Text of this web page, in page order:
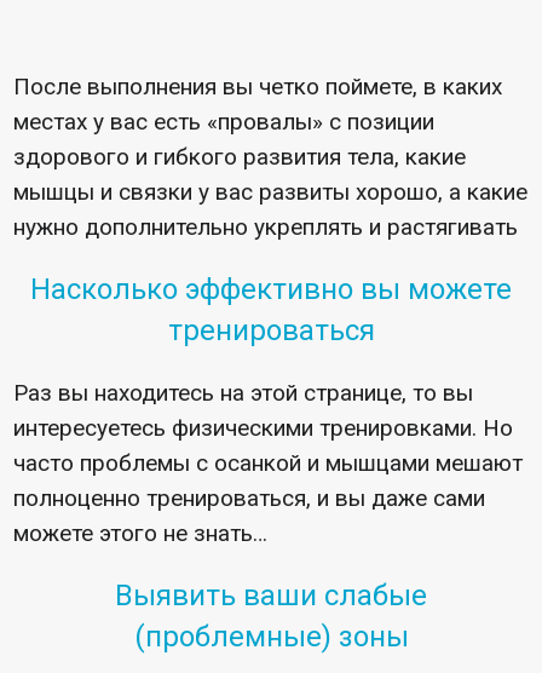
После выполнения вы четко поймете, в каких
местах у вас есть «провалы» с позиции
здорового и гибкого развития тела, какие
мышцы и связки у вас развиты хорошо, а какие
нужно дополнительно укреплять и растягивать
Насколько эффективно вы можете
тренироваться
Раз вы находитесь на этой странице, то вы
интересуетесь физическими тренировками. Но
часто проблемы с осанкой и мышцами мешают
полноценно тренироваться, и вы даже сами
можете этого не знать…
Выявить ваши слабые
(проблемные) зоны